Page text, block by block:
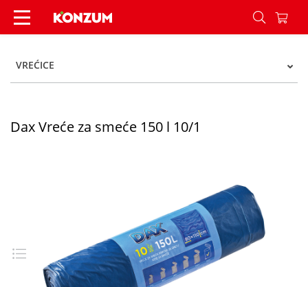
Dax Vreće za smeće 150 l 10/1 - Konzum
VREĆICE
Dax Vreće za smeće 150 l 10/1